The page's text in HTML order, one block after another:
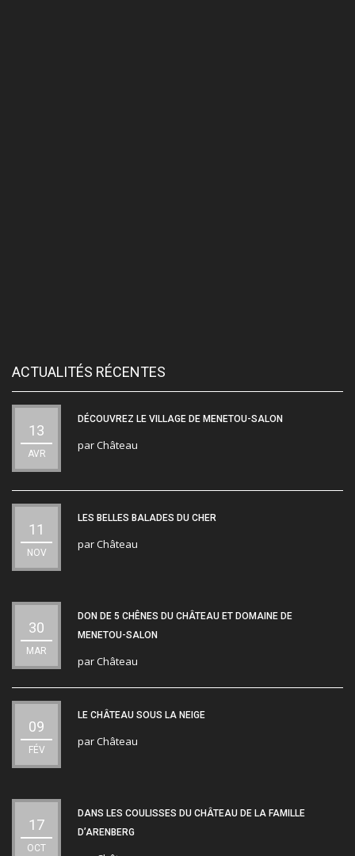
ACTUALITÉS RÉCENTES
13
AVR
DÉCOUVREZ LE VILLAGE DE MENETOU-SALON
parChâteau
11
NOV
LES BELLES BALADES DU CHER
parChâteau
30
MAR
DON DE 5 CHÊNES DU CHÂTEAU ET DOMAINE DE
MENETOU-SALON
parChâteau
09
FÉV
LE CHÂTEAU SOUS LA NEIGE
parChâteau
17
OCT
DANS LES COULISSES DU CHÂTEAU DE LA FAMILLE
D’ARENBERG